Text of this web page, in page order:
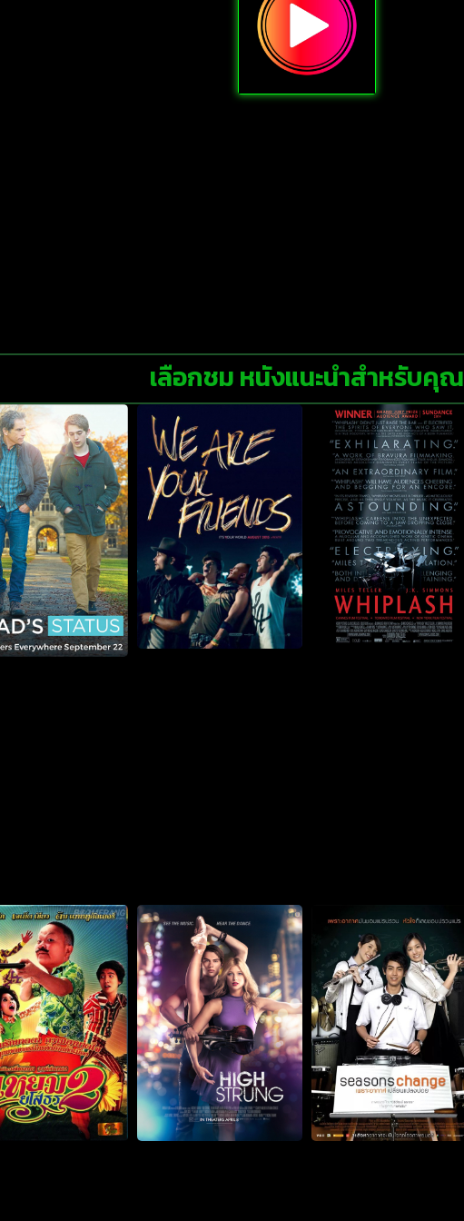
เลือกชม หนังแนะนำสำหรับคุณ